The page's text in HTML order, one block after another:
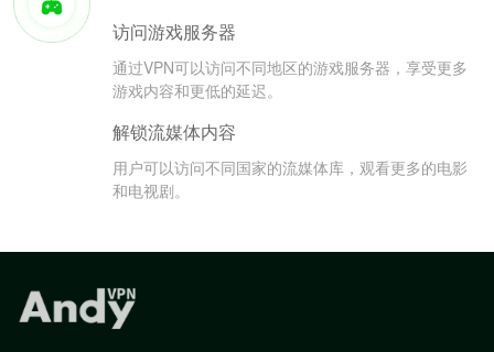
访问游戏服务器
通过VPN可以访问不同地区的游戏服务器，享受更多
游戏内容和更低的延迟。
解锁流媒体内容
用户可以访问不同国家的流媒体库，观看更多的电影
和电视剧。